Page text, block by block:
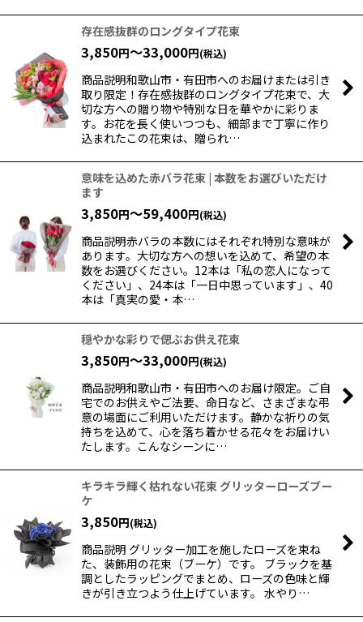
存在感抜群のロングタイプ花束
3,850円～33,000円(税込)
商品説明和歌山市・有田市へのお届けまたは引き
取り限定！存在感抜群のロングタイプ花束で、大
切な方への贈り物や特別な日を華やかに彩りま
す。お花を長く使いつつも、細部まで丁寧に作り
込まれたこの花束は、贈られ…
意味を込めた赤バラ花束 | 本数をお選びいただけ
ます
3,850円～59,400円(税込)
商品説明赤バラの本数にはそれぞれ特別な意味が
あります。大切な方への想いを込めて、希望の本
数をお選びください。12本は「私の恋人になって
ください」、24本は「一日中思っています」、40
本は「真実の愛・本…
穏やかな彩りで偲ぶお供え花束
3,850円～33,000円(税込)
商品説明和歌山市・有田市へのお届け限定。ご自
宅でのお供えやご法要、命日など、さまざまな弔
意の場面にご利用いただけます。静かな祈りの気
持ちを込めて、心を落ち着かせる花々をお届けい
たします。こんなシーンに…
キラキラ輝く枯れない花束 グリッターローズブー
ケ
3,850円(税込)
商品説明 グリッター加工を施したローズを束ね
た、装飾用の花束（ブーケ）です。 ブラックを基
調としたラッピングでまとめ、ローズの色味と輝
きが引き立つよう仕上げています。 水やり…